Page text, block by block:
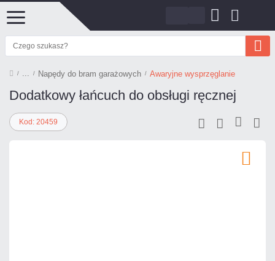
Napędy do bram garażowych Awaryjne wysprzęglanie
Dodatkowy łańcuch do obsługi ręcznej
Kod: 20459